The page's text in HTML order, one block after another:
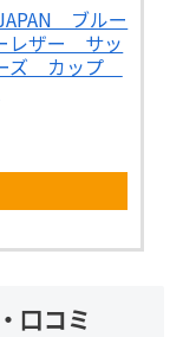
ブルー
レザー サッ
ズ カップ
口コミ